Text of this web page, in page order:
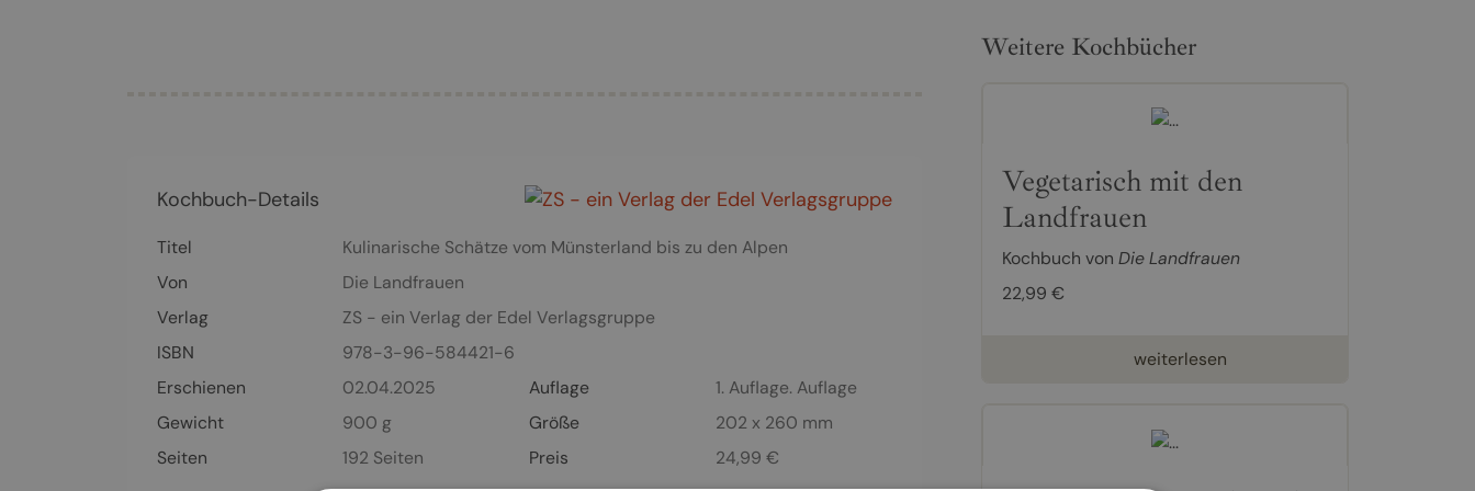
Kochbuch-Details
Titel
Kulinarische Schätze vom Münsterland bis zu den Alpen
Von
Die Landfrauen
Verlag
ZS - ein Verlag der Edel Verlagsgruppe
ISBN
978-3-96-584421-6
Erschienen
02.04.2025 Auflage
1. Auflage. Auflage
Gewicht
900 g Größe
202 x 260 mm
Seiten
192 Seiten Preis 24,99 €
Weitere Kochbücher
Vegetarisch mit den
Landfrauen
Kochbuch von Die Landfrauen
22,99 €
weiterlesen